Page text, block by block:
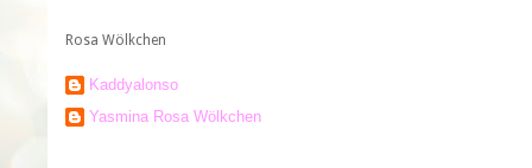
Rosa Wölkchen
Kaddyalonso
Yasmina Rosa Wölkchen